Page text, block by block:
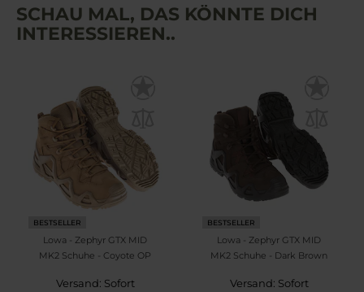
SCHAU MAL, DAS KÖNNTE DICH
INTERESSIEREN..
BESTSELLER
Lowa - Zephyr GTX MID
MK2 Schuhe - Coyote OP
Versand: Sofort
BESTSELLER
Lowa - Zephyr GTX MID
MK2 Schuhe - Dark Brown
Versand: Sofort